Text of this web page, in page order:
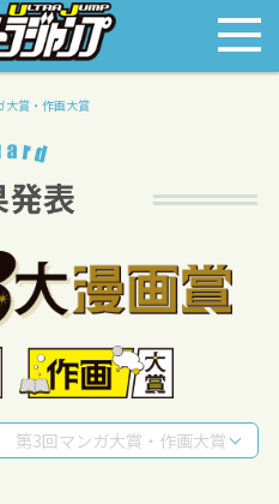
賞・作画大賞
第3回マンガ大賞・作画大賞